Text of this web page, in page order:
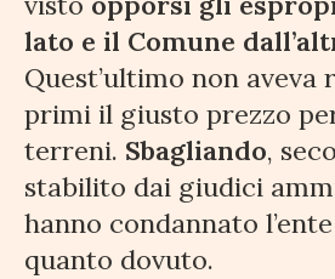
lato e il Comune
Quest’ultimo non
primi il giusto prezzo
terreni. Sbagliando,
stabilito dai giudici
hanno condannato
quanto dovuto.